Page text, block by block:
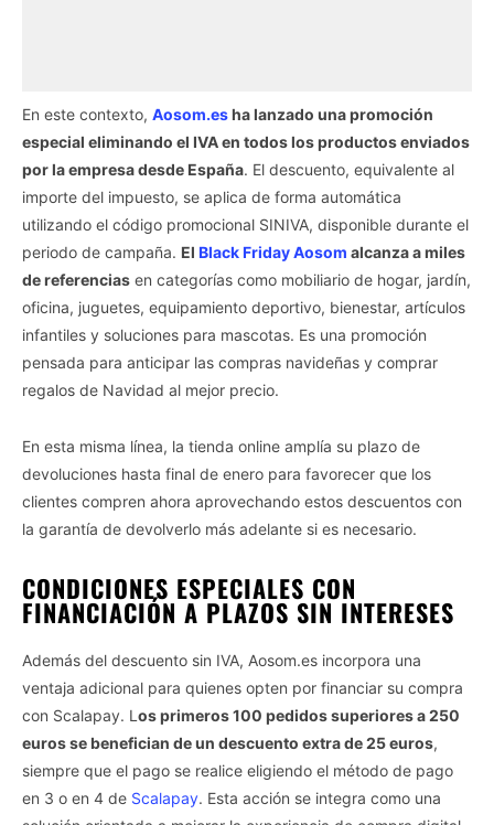
En este contexto, Aosom.esha lanzado una promoción
especial eliminando el IVA en todos los productos enviados
por la empresa desde España. El descuento, equivalente al
importe del impuesto, se aplica de forma automática
utilizando el código promocional SINIVA, disponible durante el
periodo de campaña. El Black Friday Aosom alcanza a miles
de referencias en categorías como mobiliario de hogar, jardín,
oficina, juguetes, equipamiento deportivo, bienestar, artículos
infantiles y soluciones para mascotas. Es una promoción
pensada para anticipar las compras navideñas y comprar
regalos de Navidad al mejor precio.
En esta misma línea, la tienda online amplía su plazo de
devoluciones hasta final de enero para favorecer que los
clientes compren ahora aprovechando estos descuentos con
la garantía de devolverlo más adelante si es necesario.
CONDICIONES ESPECIALES CON
FINANCIACIÓN A PLAZOS SIN INTERESES
Además del descuento sin IVA, Aosom.es incorpora una
ventaja adicional para quienes opten por financiar su compra
con Scalapay. L os primeros 100 pedidos superiores a 250
euros se benefician de un descuento extra de 25 euros,
siempre que el pago se realice eligiendo el método de pago
en 3 o en 4 de Scalapay. Esta acción se integra como una